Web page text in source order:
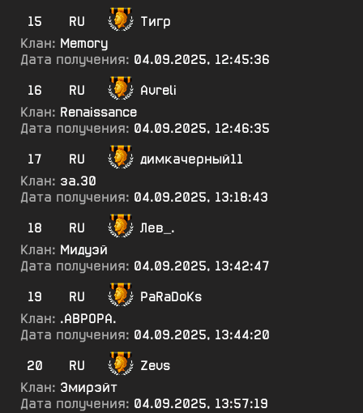
15
RU
Тигр
Клан: Memory
Дата получения: 04.09.2025, 12:45:36
16
RU
Avreli
Клан: Renaissance
Дата получения: 04.09.2025, 12:46:35
17
RU
димкачерный11
Клан: за.30
Дата получения: 04.09.2025, 13:18:43
18
RU
Лев_.
Клан: Мидуэй
Дата получения: 04.09.2025, 13:42:47
19
RU
PaRaDoKs
Клан: .АВРОРА.
Дата получения: 04.09.2025, 13:44:20
20
RU
Zevs
Клан: Эмирэйт
Дата получения: 04.09.2025, 13:57:19